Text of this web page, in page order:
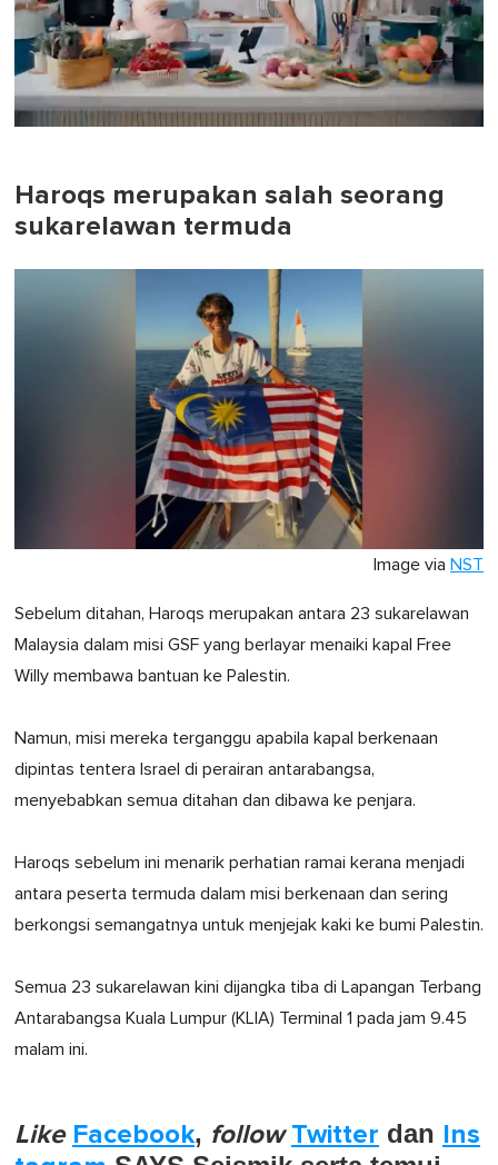
minute,
0Haroqs merupakan salah seorang
sukarelawan termuda
Image via NST
Sebelum ditahan, Haroqs merupakan antara 23 sukarelawan
Malaysia dalam misi GSF yang berlayar menaiki kapal Free
Willy membawa bantuan ke Palestin.
Namun, misi mereka terganggu apabila kapal berkenaan
dipintas tentera Israel di perairan antarabangsa,
menyebabkan semua ditahan dan dibawa ke penjara.
Haroqs sebelum ini menarik perhatian ramai kerana menjadi
antara peserta termuda dalam misi berkenaan dan sering
berkongsi semangatnya untuk menjejak kaki ke bumi Palestin.
Semua 23 sukarelawan kini dijangka tiba di Lapangan Terbang
Antarabangsa Kuala Lumpur (KLIA) Terminal 1 pada jam 9.45
malam ini.
Like Facebook, follow Twitter dan Ins